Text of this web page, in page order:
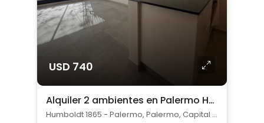
USD 740
Alquiler 2 ambientes en Palermo Hollywood
Humboldt 1865 - Palermo, Palermo, Capital Federal